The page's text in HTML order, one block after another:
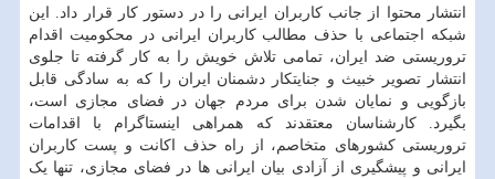
انتشار محتوا از جانب کاربران ایرانی را در دستور کار قرار داد. این
شبکه اجتماعی با حذف مطالب کاربران ایرانی در محکومیت اقدام
تروریستی ضد ایران، تمامی تلاش خویش را به کار گرفته تا جلوی
انتشار تصویر خبیث و جنایتکار دشمنان ایران را که به سادگی قابل
بازگویی و نمایان شدن برای مردم جهان در فضای مجازی است،
بگیرد. کارشناسان معتقدند که همراهی اینستاگرام با اقدامات
تروریستی کشورهای متخاصم، از راه حذف اکانت و پست کاربران
ایرانی و پیشگیری از آزادی بیان ایرانی ها در فضای مجازی، تنها یک